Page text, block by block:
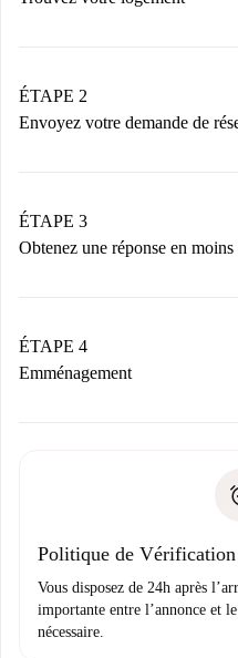
Vous disposez à
nécessaires.
ÉTAPE 2
Envoyez votre demande de
Nous ne vous
n’aura pas accepté.
ÉTAPE 3
Obtenez une réponse en moins
contact avec le
Si refusé : aucun
Justificatif de
ÉTAPE 4
Emménagement
uniquement si aucun
Politique de
Vous disposez de 24h après
importante entre l’annonce et
nécessaire.